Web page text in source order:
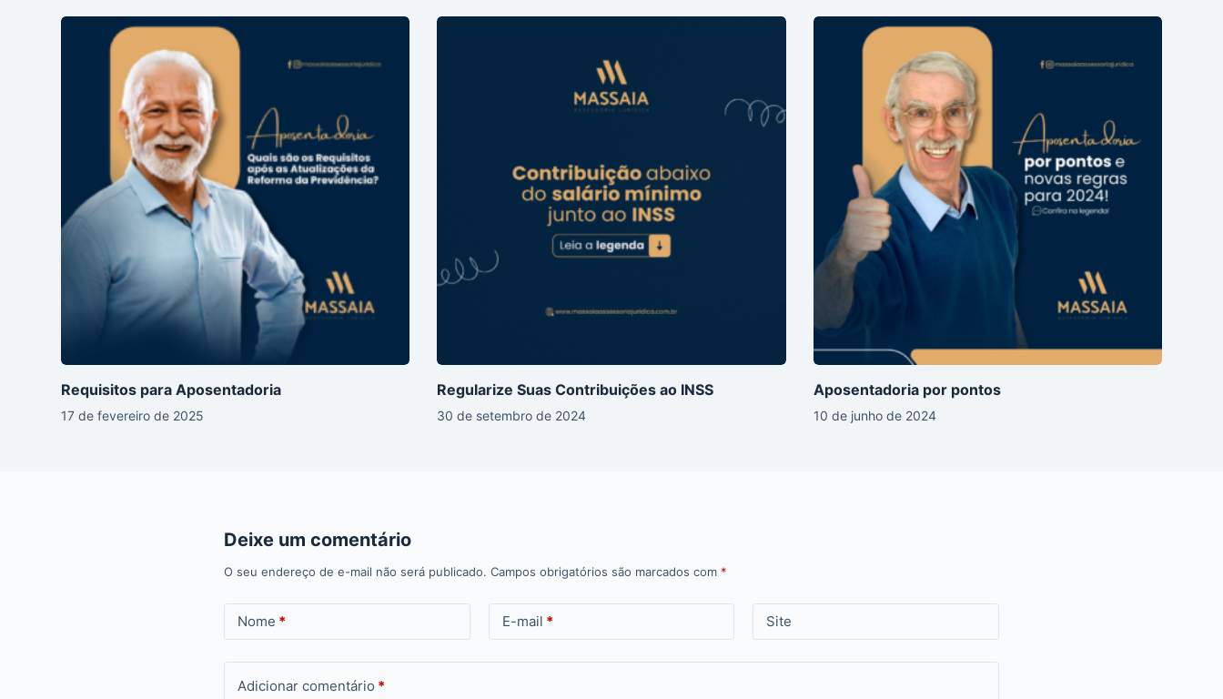
Requisitos para Aposentadoria
17 de fevereiro de 2025
Regularize Suas Contribuições ao INSS
30 de setembro de 2024
Aposentadoria por pontos
10 de junho de 2024
Deixe um comentário
O seu endereço de e-mail não será publicado. Campos obrigatórios são marcados com *
Nome * E-mail * Site
Adicionar comentário *